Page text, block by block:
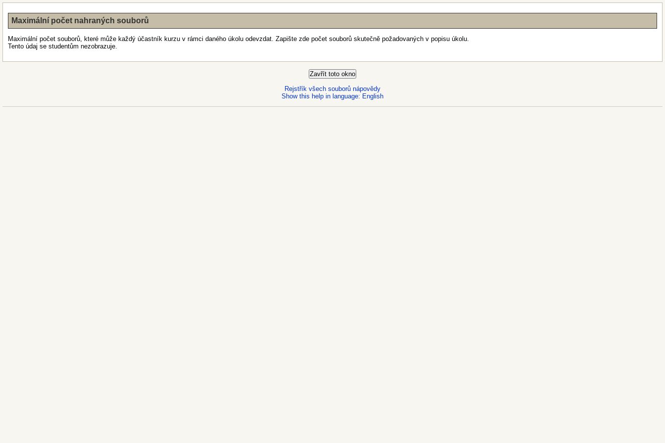
Maximální počet nahraných souborů
Maximální počet souborů, které může každý účastník kurzu v rámci daného úkolu odevzdat. Zapište zde počet souborů skutečně požadovaných v popisu úkolu.
Tento údaj se studentům nezobrazuje.
Rejstřík všech souborů nápovědy
Show this help in language: English